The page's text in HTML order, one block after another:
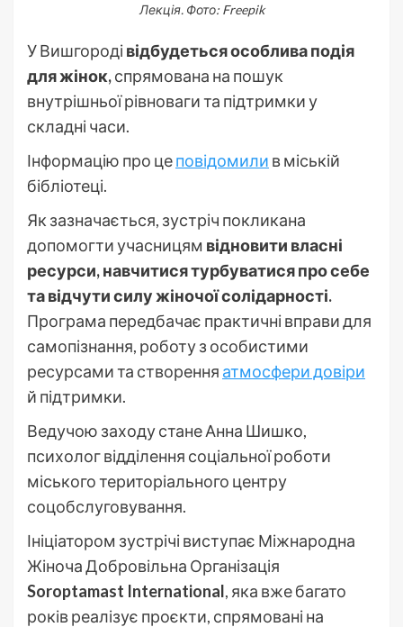
Лекція. Фото: Freepik
У Вишгороді відбудеться особлива подія
для жінок,спрямована на пошук
внутрішньої рівноваги та підтримки у
складні часи.
Інформацію про цеповідомили в міській
бібліотеці.
Як зазначається, зустріч покликана
допомогти учасницям відновити власні
ресурси, навчитися турбуватися про себе
та відчути силу жіночої солідарності.
Програма передбачає практичні вправи для
самопізнання, роботу з особистими
ресурсами та створення атмосфери довіри
й підтримки.
Ведучою заходу стане Анна Шишко,
психолог відділення соціальної роботи
міського територіального центру
соцобслуговування.
Ініціатором зустрічі виступає Міжнародна
Жіноча Добровільна Організація
Soroptamast International, яка вже багато
років реалізує проєкти, спрямовані на